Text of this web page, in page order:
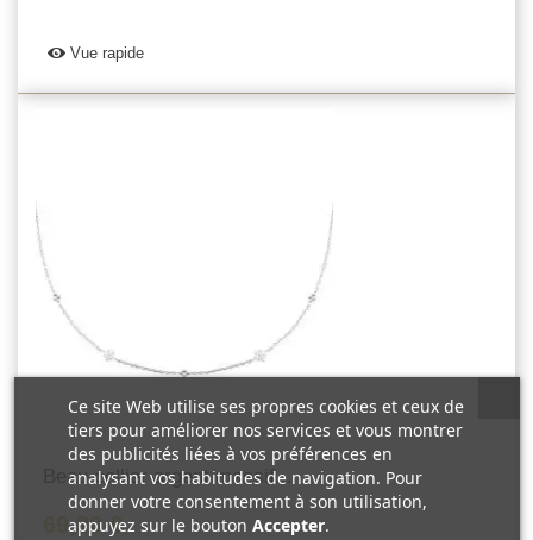
Vue rapide
Beau collier argent massif...
69,30 €
Ce site Web utilise ses propres cookies et ceux de
tiers pour améliorer nos services et vous montrer
des publicités liées à vos préférences en
analysant vos habitudes de navigation. Pour
donner votre consentement à son utilisation,
appuyez sur le bouton Accepter.